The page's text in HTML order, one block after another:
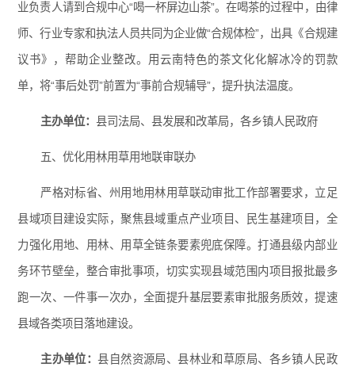
业负责人请到合规中心“喝一杯屏边山茶”。在喝茶的过程中，由律
师、行业专家和执法人员共同为企业做“合规体检”，出具《合规建
议书》，帮助企业整改。用云南特色的茶文化化解冰冷的罚款
单，将“事后处罚”前置为“事前合规辅导”，提升执法温度。
主办单位：县司法局、县发展和改革局，各乡镇人民政府
五、优化用林用草用地联审联办
严格对标省、州用地用林用草联动审批工作部署要求，立足
县域项目建设实际，聚焦县域重点产业项目、民生基建项目，全
力强化用地、用林、用草全链条要素兜底保障。打通县级内部业
务环节壁垒，整合审批事项，切实实现县域范围内项目报批最多
跑一次、一件事一次办，全面提升基层要素审批服务质效，提速
县域各类项目落地建设。
主办单位：县自然资源局、县林业和草原局、各乡镇人民政